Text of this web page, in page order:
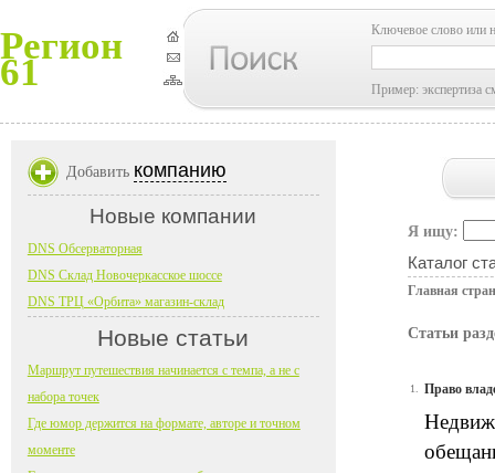
Регион
61
Ключевое слово или
Пример: экспертиза
Я ищу:
Каталог
Главная
Статьи
1. Право
Добавить компанию
Новые компании
DNS Обсерваторная
DNS Склад Новочеркасское шоссе
DNS ТРЦ «Орбита» магазин-склад
Новые статьи
Маршрут путешествия начинается с темпа, а не с
набора точек
Где юмор держится на формате, авторе и точном
моменте